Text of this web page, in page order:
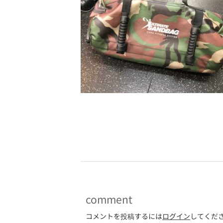
comment
コメントを投稿するにはログイン してくだ